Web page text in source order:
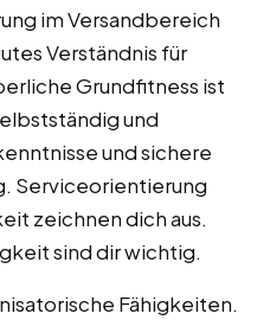
im Versandbereich
Verständnis für
Grundfitness ist
und
und sichere
Serviceorientierung
zeichnen dich aus.
sind dir wichtig.
Fähigkeiten.